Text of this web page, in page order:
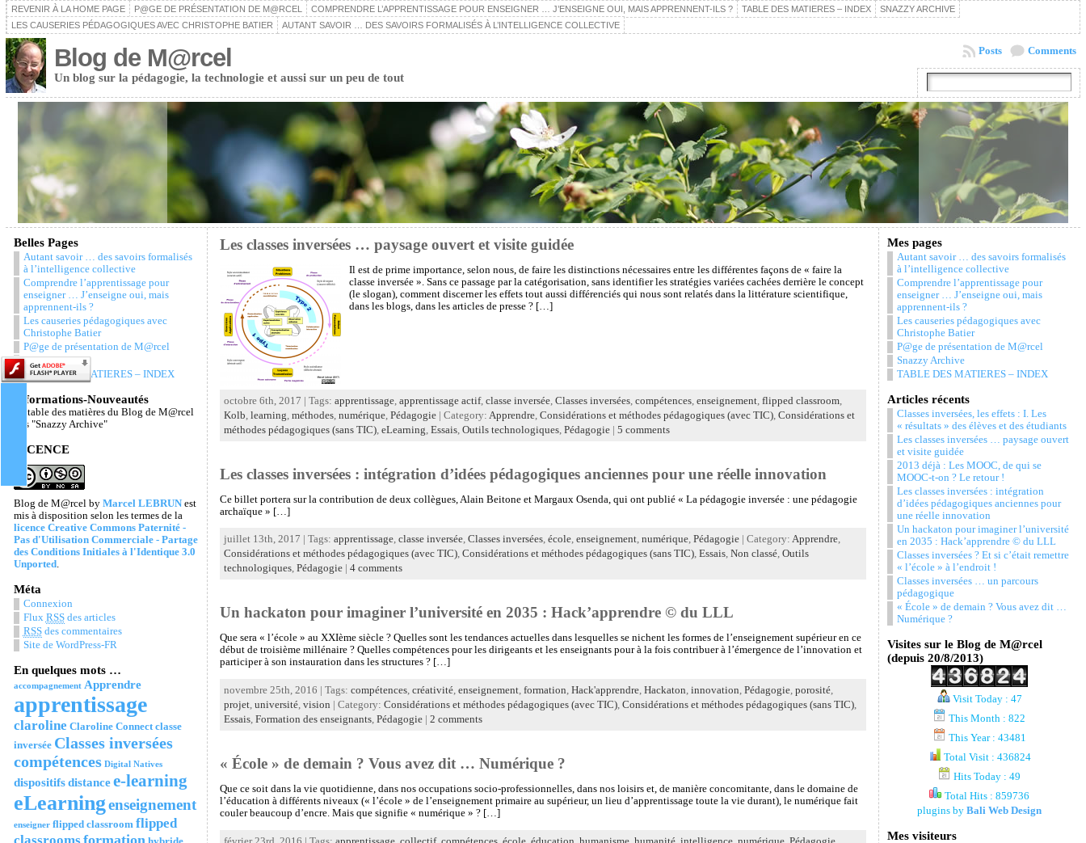
REVENIR À LA HOME PAGE P@GE DE PRÉSENTATION DE M@RCEL COMPRENDRE L’APPRENTISSAGE POUR ENSEIGNER … J’ENSEIGNE OUI, MAIS APPRENNENT-ILS ? TABLE DES MATIERES – INDEX
SNAZZY ARCHIVE
LES CAUSERIES PÉDAGOGIQUES AVEC CHRISTOPHE BATIER
AUTANT SAVOIR … DES SAVOIRS FORMALISÉS À L’INTELLIGENCE COLLECTIVE
Blog de M@rcel
Un blog sur la pédagogie, la technologie et aussi sur un peu de tout
Comments
Posts
Belles Pages
Autant savoir … des savoirs formalisés
à l’intelligence collective
Comprendre l’apprentissage pour
enseigner … J’enseigne oui, mais
apprennent-ils ?
Les causeries pédagogiques avec
Christophe Batier
P@ge de présentation de M@rcel
Snazzy Archive
TABLE DES MATIERES – INDEX
Informations-Nouveautés
La table des matières du Blog de M@rcel
Les "Snazzy Archive"
LICENCE
Blog de M@rcelby Marcel LEBRUNest
mis à disposition selon les termes de la
licence Creative Commons Paternité -
Pas d'Utilisation Commerciale - Partage
des Conditions Initiales à l'Identique 3.0
Unported.
Méta
Connexion
Flux RSSdes articles
RSSdes commentaires
Site de WordPress-FR
En quelques mots …
accompagnement Apprendre
apprentissage
claroline Claroline Connect classe
inversée Classes inversées
compétences Digital Natives
dispositifsdistancee-learning
eLearningenseignement
enseigner flipped classroom flipped
formation
Les classes inversées … paysage ouvert et visite guidée
Il est de prime importance, selon nous, de faire les distinctions nécessaires entre les différentes façons de « faire la
classe inversée ». Sans ce passage par la catégorisation, sans identifier les stratégies variées cachées derrière le concept
(le slogan), comment discerner les effets tout aussi différenciés qui nous sont relatés dans la littérature scientifique,
dans les blogs, dans les articles de presse ? […]
octobre 6th, 2017 | Tags: apprentissage, apprentissage actif, classe inversée, Classes inversées, compétences, enseignement, flipped classroom,
Kolb learning méthodes, numérique, Pédagogie| Category: Apprendre, Considérations et méthodes pédagogiques (avec TIC), Considérations et
méthodes pédagogiques (sans TIC), eLearning Essais, Outils technologiques, Pédagogie| 5 comments
Les classes inversées : intégration d’idées pédagogiques anciennes pour une réelle innovation
Ce billet portera sur la contribution de deux collègues, Alain Beitone et Margaux Osenda, qui ont publié « La pédagogie inversée : une pédagogie
archaïque » […]
juillet 13th, 2017 | Tags: apprentissage, classe inversée, Classes inversées, école, enseignement, numérique, Pédagogie| Category: Apprendre,
Considérations et méthodes pédagogiques (avec TIC), Considérations et méthodes pédagogiques (sans TIC), Essais, Non classé, Outils
technologiques, Pédagogie| 4 comments
Un hackaton pour imaginer l’université en 2035 : Hack’apprendre © du LLL
Que sera « l’école » au XXIème siècle ? Quelles sont les tendances actuelles dans lesquelles se nichent les formes de l’enseignement supérieur en ce
début de troisième millénaire ? Quelles compétences pour les dirigeants et les enseignants pour à la fois contribuer à l’émergence de l’innovation et
participer à son instauration dans les structures ? […]
novembre 25th, 2016 | Tags: compétences, créativité, enseignement, formation, Hack'apprendre, Hackaton, innovation, Pédagogie, porosité,
projet, université, vision | Category: Considérations et méthodes pédagogiques (avec TIC), Considérations et méthodes pédagogiques (sans TIC),
Essais, Formation des enseignants, Pédagogie| 2 comments
« École » de demain ? Vous avez dit … Numérique ?
Que ce soit dans la vie quotidienne, dans nos occupations socio-professionnelles, dans nos loisirs et, de manière concomitante, dans le domaine de
l’éducation à différents niveaux (« l’école » de l’enseignement primaire au supérieur, un lieu d’apprentissage toute la vie durant), le numérique fait
couler beaucoup d’encre. Mais que signifie « numérique » ? […]
Mes pages
Autant savoir … des savoirs formalisés
à l’intelligence collective
Comprendre l’apprentissage pour
enseigner … J’enseigne oui, mais
apprennent-ils ?
Les causeries pédagogiques avec
Christophe Batier
P@ge de présentation de M@rcel
Snazzy Archive
TABLE DES MATIERES – INDEX
Articles récents
Classes inversées, les effets : I. Les
« résultats » des élèves et des étudiants
Les classes inversées … paysage ouvert
et visite guidée
2013 déjà : Les MOOC, de qui se
MOOC-t-on ? Le retour !
Les classes inversées : intégration
d’idées pédagogiques anciennes pour
une réelle innovation
Un hackaton pour imaginer l’université
en 2035 : Hack’apprendre © du LLL
Classes inversées ? Et si c’était remettre
« l’école » à l’endroit !
Classes inversées … un parcours
pédagogique
« École » de demain ? Vous avez dit …
Numérique ?
Visites sur le Blog de M@rcel
(depuis 20/8/2013)
Visit Today : 47
This Month : 822
This Year : 43481
Total Visit : 436824
Hits Today : 49
Total Hits : 859736
plugins byBali Web Design
Mes visiteurs